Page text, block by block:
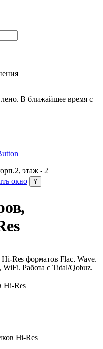
В ближайшее время с
этаж - 2
окно
Res форматов Flac, Wave,
Работа с Tidal/Qobuz.
Hi-Res